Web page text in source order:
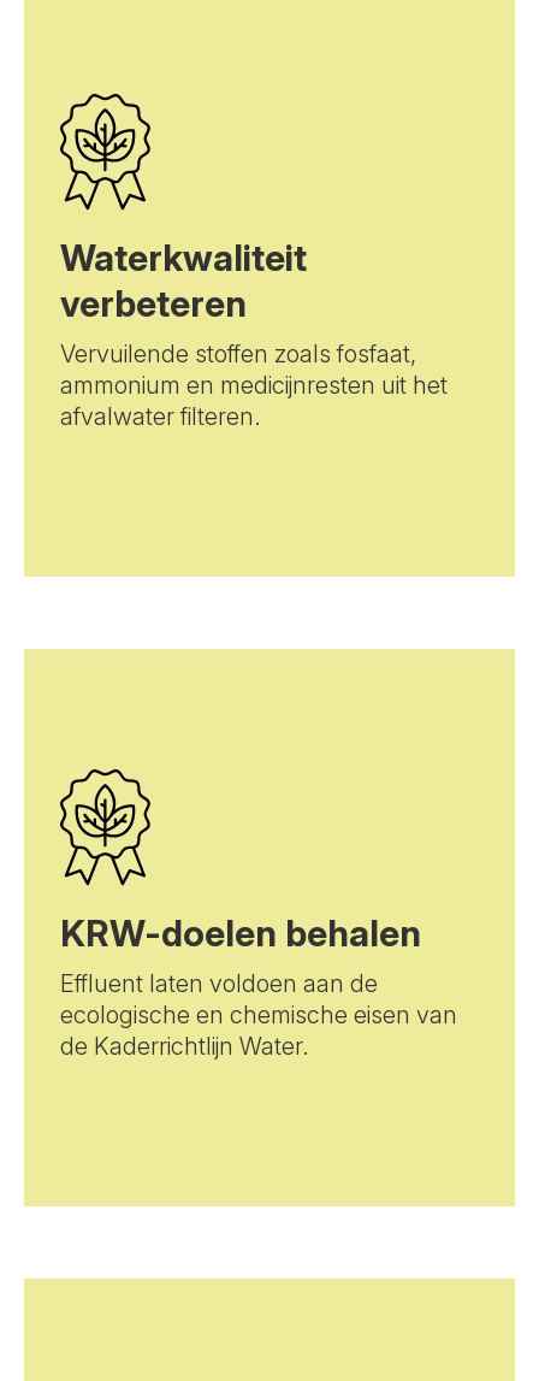
Waterkwaliteit
verbeteren
Vervuilende stoffen zoals fosfaat,
ammonium en medicijnresten uit het
afvalwater filteren.
KRW-doelen behalen
Effluent laten voldoen aan de
ecologische en chemische eisen van
de Kaderrichtlijn Water.